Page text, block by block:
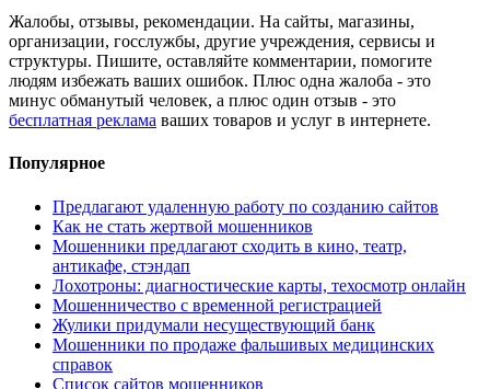
Жалобы, отзывы, рекомендации. На сайты, магазины,
организации, госслужбы, другие учреждения, сервисы и
структуры. Пишите, оставляйте комментарии, помогите
людям избежать ваших ошибок. Плюс одна жалоба - это
минус обманутый человек, а плюс один отзыв - это
бесплатная реклама ваших товаров и услуг в интернете.
Популярное
Предлагают удаленную работу по созданию сайтов
Как не стать жертвой мошенников
Мошенники предлагают сходить в кино, театр,
антикафе, стэндап
Лохотроны: диагностические карты, техосмотр онлайн
Мошенничество с временной регистрацией
Жулики придумали несуществующий банк
Мошенники по продаже фальшивых медицинских
справок
Список сайтов мошенников